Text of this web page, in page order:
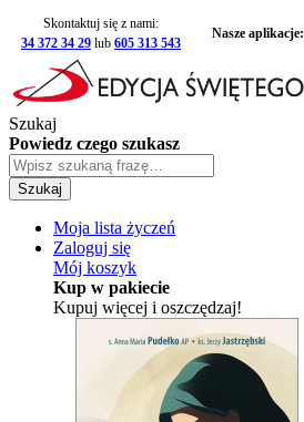
Skontaktuj się z nami:
34 372 34 29 lub 605 313 543
Nasze aplikacje:
Szukaj
Powiedz czego szukasz
Szukaj
Moja lista życzeń
Zaloguj się
Mój koszyk
Kup w pakiecie
Kupuj więcej i oszczędzaj!